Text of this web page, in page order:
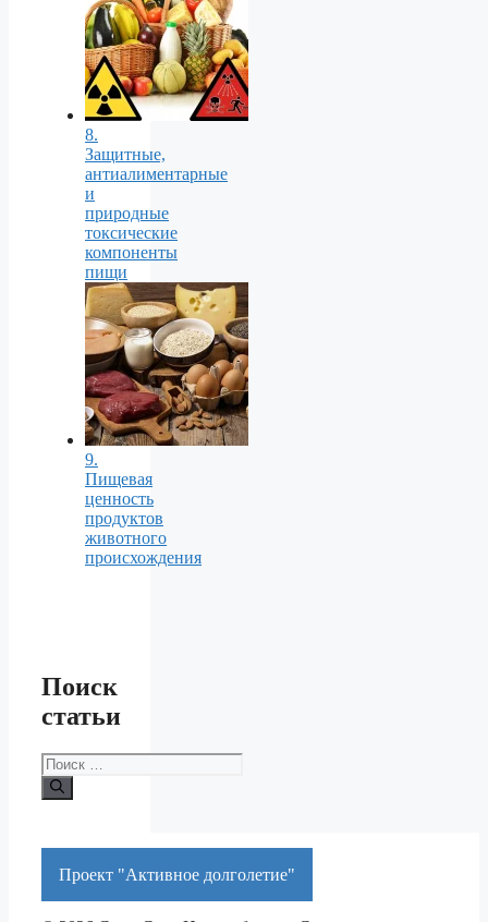
8.
Защитные,
антиалиментарные
и
природные
токсические
компоненты
пищи
9.
Пищевая
ценность
продуктов
животного
происхождения
Поиск
статьи
Поиск:
Проект "Активное долголетие"